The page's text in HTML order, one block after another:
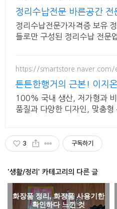
정리수납전문 바른공간 전
맞춤컨설팅 제공
정리수납전문가자격증 보유
들로만 구성된 정리수납 전문
https://smartstore.naver.com/
튼튼한행거의 근본! 이지
한정 중복 즉시할인!
100% 국내 생산, 저가형과
품질과 다양한 디자인, 맞춤형
3 구독하기
'생활/정리' 카테고리의 다른 글
화장품 정리, 화장품 사용기한
확인하다 느낀 것